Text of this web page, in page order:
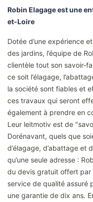
Robin Elagage est une
et-Loire
Dotée d’une expérience
des jardins, l’équipe de
clientèle tout son savoir-
ce soit l’élagage,
la société sont fiables et
ces travaux qui seront
également à prendre en
Leur leitmotiv est de
Dorénavant, quels que
d’élagage, d’abattage et
qu’une seule adresse :
du devis gratuit offert par
service de qualité assuré
une garantie de dix ans.